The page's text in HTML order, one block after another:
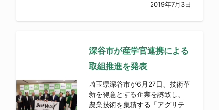
2019年7月3日
深谷市が産学官連携による
取組推進を発表
埼玉県深谷市が6月27日、技術革
新を得意とする企業を誘致し、
農業技術を集積する「アグリテ